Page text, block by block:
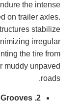
the intense
on trailer axles.
stabilize
irregular
the tire from
muddy unpaved
roads.
2. Multi-Angle Extra Deep Grooves